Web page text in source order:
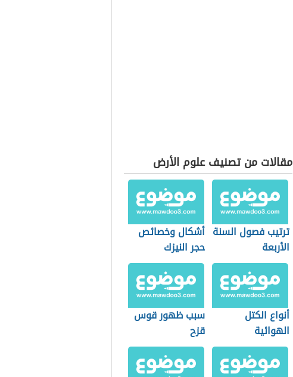
مقالات من تصنيف علوم الأرض
ترتيب فصول السنة
الأربعة
أشكال وخصائص
حجر النيزك
أنواع الكتل
الهوائية
سبب ظهور قوس
قزح